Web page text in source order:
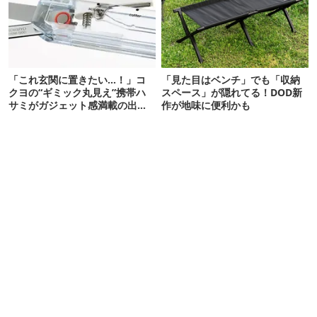
「これ玄関に置きたい…！」コ
クヨの“ギミック丸見え”携帯ハ
サミがガジェット感満載の出来
「見た目はベンチ」でも「収納
スペース」が隠れてる！DOD新
作が地味に便利かも